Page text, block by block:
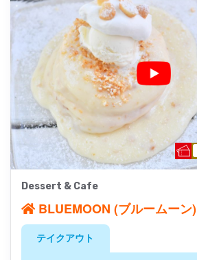
Dessert & Cafe
BLUEMOON (ブルームーン)
テイクアウト